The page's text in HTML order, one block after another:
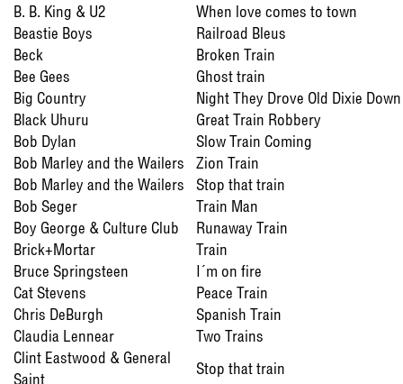
B. B. King & U2
When love comes to town
Beastie Boys
Railroad Bleus
Beck
Broken Train
Bee Gees
Ghost train
Big Country
Night They Drove Old Dixie Down
Black Uhuru
Great Train Robbery
Bob Dylan
Slow Train Coming
Bob Marley and the Wailers
Zion Train
Bob Marley and the Wailers
Stop that train
Bob Seger
Train Man
Boy George & Culture Club
Runaway Train
Brick+Mortar
Train
Bruce Springsteen
I´m on fire
Cat Stevens
Peace Train
Chris DeBurgh
Spanish Train
Claudia Lennear
Two Trains
Clint Eastwood & General
Saint
Stop that train